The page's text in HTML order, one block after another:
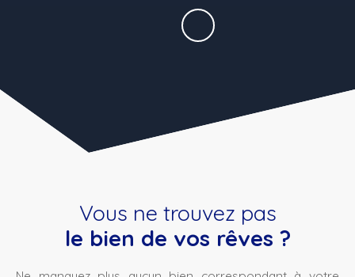
Vous ne trouvez pas
le bien de vos rêves ?